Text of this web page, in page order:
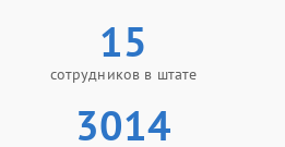
15
сотрудников в штате
3014